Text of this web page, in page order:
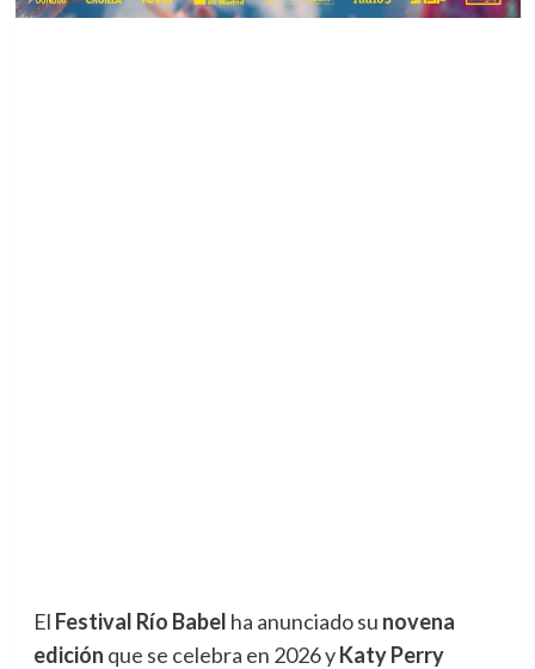
El Festival Río Babel ha anunciado su novena
edición que se celebra en 2026 yKaty Perry